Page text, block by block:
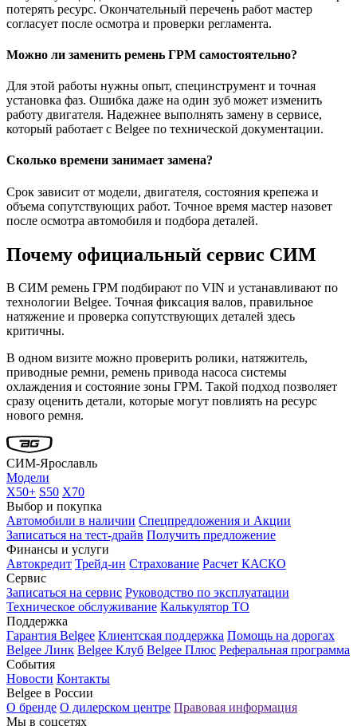
потерять ресурс. Окончательный перечень работ мастер
согласует после осмотра и проверки регламента.
Можно ли заменить ремень ГРМ самостоятельно?
Для этой работы нужны опыт, специнструмент и точная
установка фаз. Ошибка даже на один зуб может изменить
работу двигателя. Надежнее выполнять замену в сервисе,
который работает с Belgee по технической документации.
Сколько времени занимает замена?
Срок зависит от модели, двигателя, состояния крепежа и
объема сопутствующих работ. Точное время мастер назовет
после осмотра автомобиля и подбора деталей.
Почему официальный сервис СИМ
В СИМ ремень ГРМ подбирают по VIN и устанавливают по
технологии Belgee. Точная фиксация валов, правильное
натяжение и проверка сопутствующих деталей здесь
критичны.
В одном визите можно проверить ролики, натяжитель,
приводные ремни, ремень привода насоса системы
охлаждения и состояние зоны ГРМ. Такой подход позволяет
сразу оценить детали, которые могут повлиять на ресурс
нового ремня.
СИМ-Ярославль
Модели
X50+ S50 X70
Выбор и покупка
Автомобили в наличии Спецпредложения и Акции
Записаться на тест-драйв Получить предложение
Финансы и услуги
Автокредит Трейд-ин Страхование Расчет КАСКО
Сервис
Записаться на сервис Руководство по эксплуатации
Техническое обслуживание Калькулятор ТО
Поддержка
Гарантия Belgee Клиентская поддержка Помощь на дорогах
Belgee Линк Belgee Клуб Belgee Плюс Реферальная программа
События
Новости Контакты
Belgee в России
О бренде О дилерском центре Правовая информация
Мы в соцсетях